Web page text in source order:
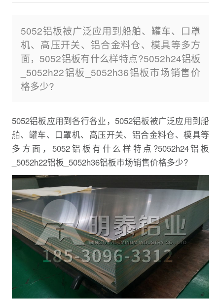
5052铝板被广泛应用到船舶、罐车、口罩
机、高压开关、铝合金料仓、模具等多方
面，5052铝板有什么样特点?5052h24铝板
_5052h22铝板_5052h36铝板市场销售价
格多少?
5052铝板应用到各行各业，5052铝板被广泛应用到船
舶、罐车、口罩机、高压开关、铝合金料仓、模具等
多方面，5052铝板有什么样特点?5052h24铝板
_5052h22铝板_5052h36铝板市场销售价格多少?